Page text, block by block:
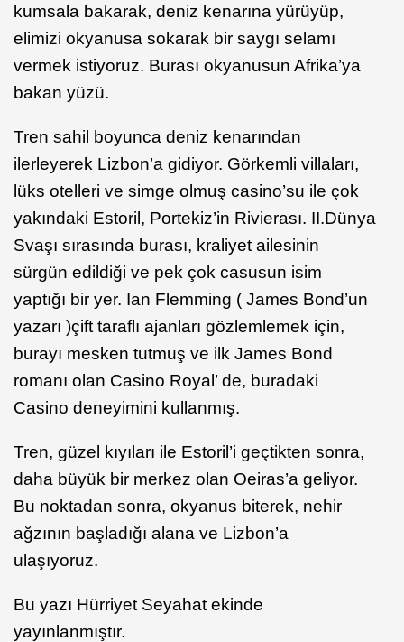
kumsala bakarak, deniz kenarına yürüyüp,
elimizi okyanusa sokarak bir saygı selamı
vermek istiyoruz. Burası okyanusun Afrika’ya
bakan yüzü.
Tren sahil boyunca deniz kenarından
ilerleyerek Lizbon’a gidiyor. Görkemli villaları,
lüks otelleri ve simge olmuş casino’su ile çok
yakındaki Estoril, Portekiz’in Rivierası. II.Dünya
Svaşı sırasında burası, kraliyet ailesinin
sürgün edildiği ve pek çok casusun isim
yaptığı bir yer. Ian Flemming ( James Bond’un
yazarı )çift taraflı ajanları gözlemlemek için,
burayı mesken tutmuş ve ilk James Bond
romanı olan Casino Royal’ de, buradaki
Casino deneyimini kullanmış.
Tren, güzel kıyıları ile Estoril’i geçtikten sonra,
daha büyük bir merkez olan Oeiras’a geliyor.
Bu noktadan sonra, okyanus biterek, nehir
ağzının başladığı alana ve Lizbon’a
ulaşıyoruz.
Bu yazı Hürriyet Seyahat ekinde
yayınlanmıştır.